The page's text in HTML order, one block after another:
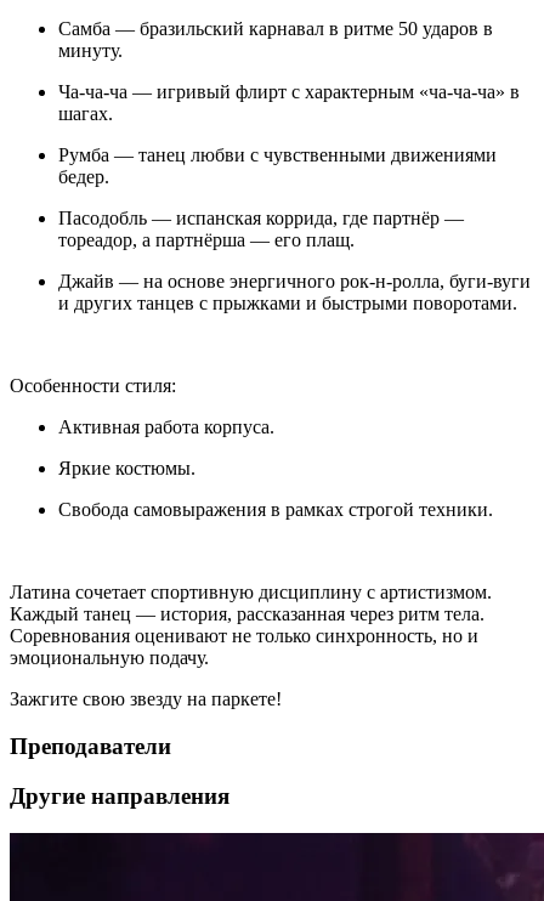
Самба — бразильский карнавал в ритме 50 ударов в
минуту.
Ча-ча-ча — игривый флирт с характерным «ча-ча-ча» в
шагах.
Румба — танец любви с чувственными движениями
бедер.
Пасодобль — испанская коррида, где партнёр —
тореадор, а партнёрша — его плащ.
Джайв — на основе энергичного рок-н-ролла, буги-вуги
и других танцев с прыжками и быстрыми поворотами.
Особенности стиля:
Активная работа корпуса.
Яркие костюмы.
Свобода самовыражения в рамках строгой техники.
Латина сочетает спортивную дисциплину с артистизмом.
Каждый танец — история, рассказанная через ритм тела.
Соревнования оценивают не только синхронность, но и
эмоциональную подачу.
Зажгите свою звезду на паркете!
Преподаватели
Другие направления